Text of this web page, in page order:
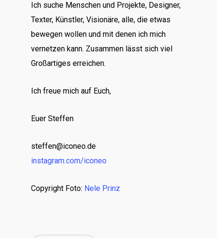
Ich suche Menschen und Projekte, Designer,
Texter, Künstler, Visionäre, alle, die etwas
bewegen wollen und mit denen ich mich
vernetzen kann. Zusammen lässt sich viel
Großartiges erreichen.
Ich freue mich auf Euch,
Euer Steffen
steffen@iconeo.de
instagram.com/iconeo
Copyright Foto: Nele Prinz